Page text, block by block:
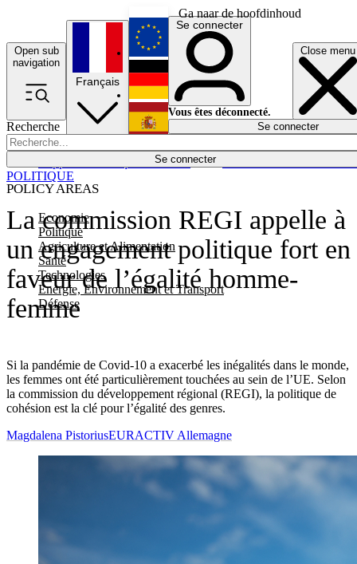
Ga naar de hoofdinhoud
Open sub
navigation
Close menu
Recherche
Se connecter
POLICY AREAS
Economie
Politique
Agriculture et Alimentation
Santé
Technologies
Energie, Environnement et Transport
Défense
Économie
Français
English
Deutsch
Español
Se connecter
Vous êtes déconnecté.
Se connecter
La commission REGI appelle à
un engagement politique fort en
faveur de l’égalité homme-
femme
Si la pandémie de Covid-10 a exacerbé les inégalités dans le monde,
les femmes ont été particulièrement touchées au sein de l’UE. Selon
la commission du développement régional (REGI), la politique de
cohésion est la clé pour l’égalité des genres.
POLITIQUE
Magdalena PistoriusEURACTIV Allemagne